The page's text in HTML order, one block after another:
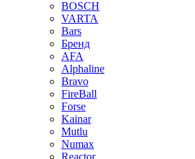
BOSCH
VARTA
Bars
Бренд
AFA
Alphaline
Bravo
FireBall
Forse
Kainar
Mutlu
Numax
Reactor